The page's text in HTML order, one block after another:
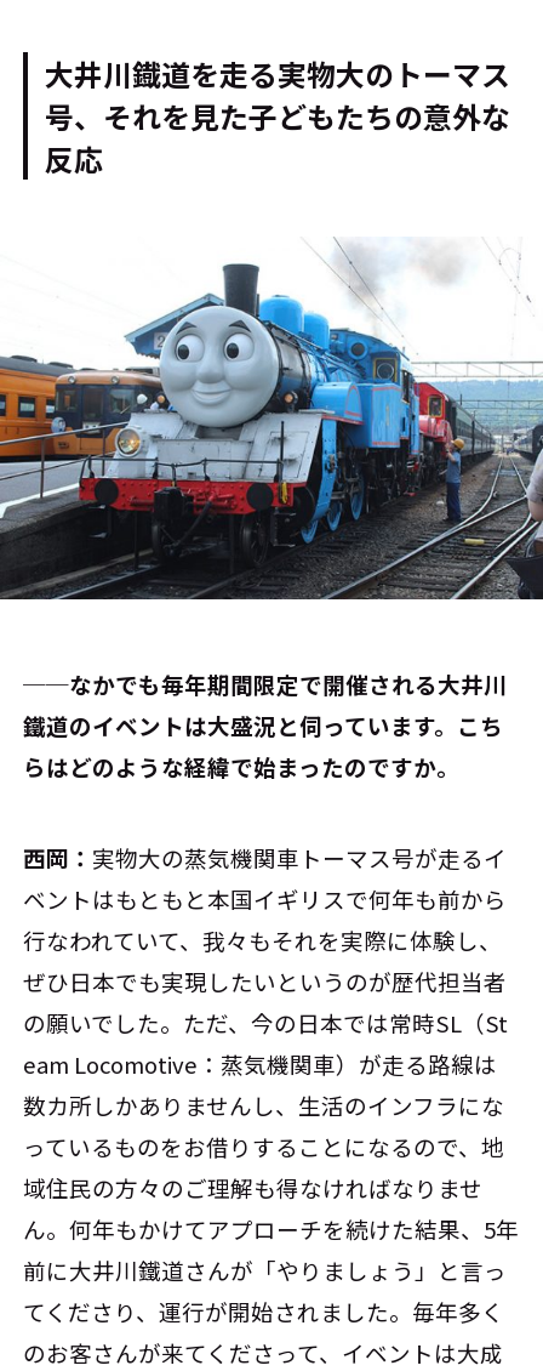
大井川鐡道を走る実物大のトーマス
号、それを見た子どもたちの意外な
反応
──なかでも毎年期間限定で開催される大井川
鐵道のイベントは大盛況と伺っています。こち
らはどのような経緯で始まったのですか。
西岡： 実物大の蒸気機関車トーマス号が走るイ
ベントはもともと本国イギリスで何年も前から
行なわれていて、我々もそれを実際に体験し、
ぜひ日本でも実現したいというのが歴代担当者
の願いでした。ただ、今の日本では常時SL（St
eam Locomotive：蒸気機関車）が走る路線は
数カ所しかありませんし、生活のインフラにな
っているものをお借りすることになるので、地
域住民の方々のご理解も得なければなりませ
ん。何年もかけてアプローチを続けた結果、5年
前に大井川鐵道さんが「やりましょう」と言っ
てくださり、運行が開始されました。毎年多く
のお客さんが来てくださって、イベントは大成